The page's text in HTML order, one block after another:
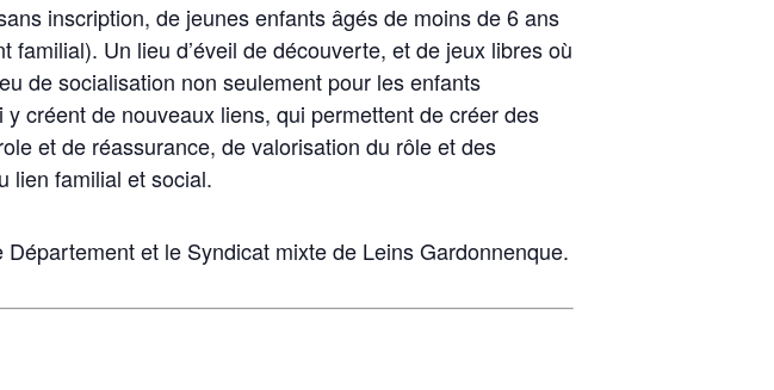
inscription, de jeunes enfants âgés de moins de 6 ans
Un lieu d’éveil de découverte, et de jeux libres où
de socialisation non seulement pour les enfants
créent de nouveaux liens, qui permettent de créer des
et de réassurance, de valorisation du rôle et des
lien familial et social.
et le Syndicat mixte de Leins Gardonnenque.